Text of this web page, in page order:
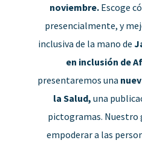
noviembre.Escoge
presencialmente, y
inclusiva de la mano de
en inclusión de
presentaremos una
la Salud, una
pictogramas. Nuestro
empoderar a las